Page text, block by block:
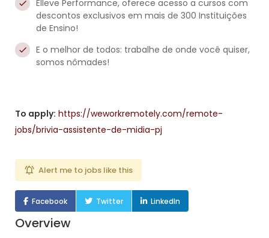
Elleve Performance, oferece acesso a cursos com
descontos exclusivos em mais de 300 Instituições
de Ensino!
E o melhor de todos: trabalhe de onde você quiser,
somos nômades!
To apply: https://weworkremotely.com/remote-
jobs/brivia-assistente-de-midia-pj
Alert me to jobs like this
Facebook Twitter LinkedIn
Overview